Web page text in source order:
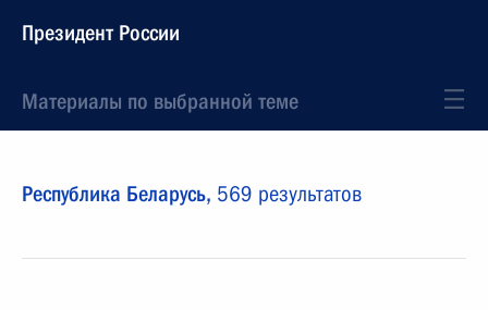
Президент России
Материалы по выбранной теме
Республика Беларусь, 569 результатов